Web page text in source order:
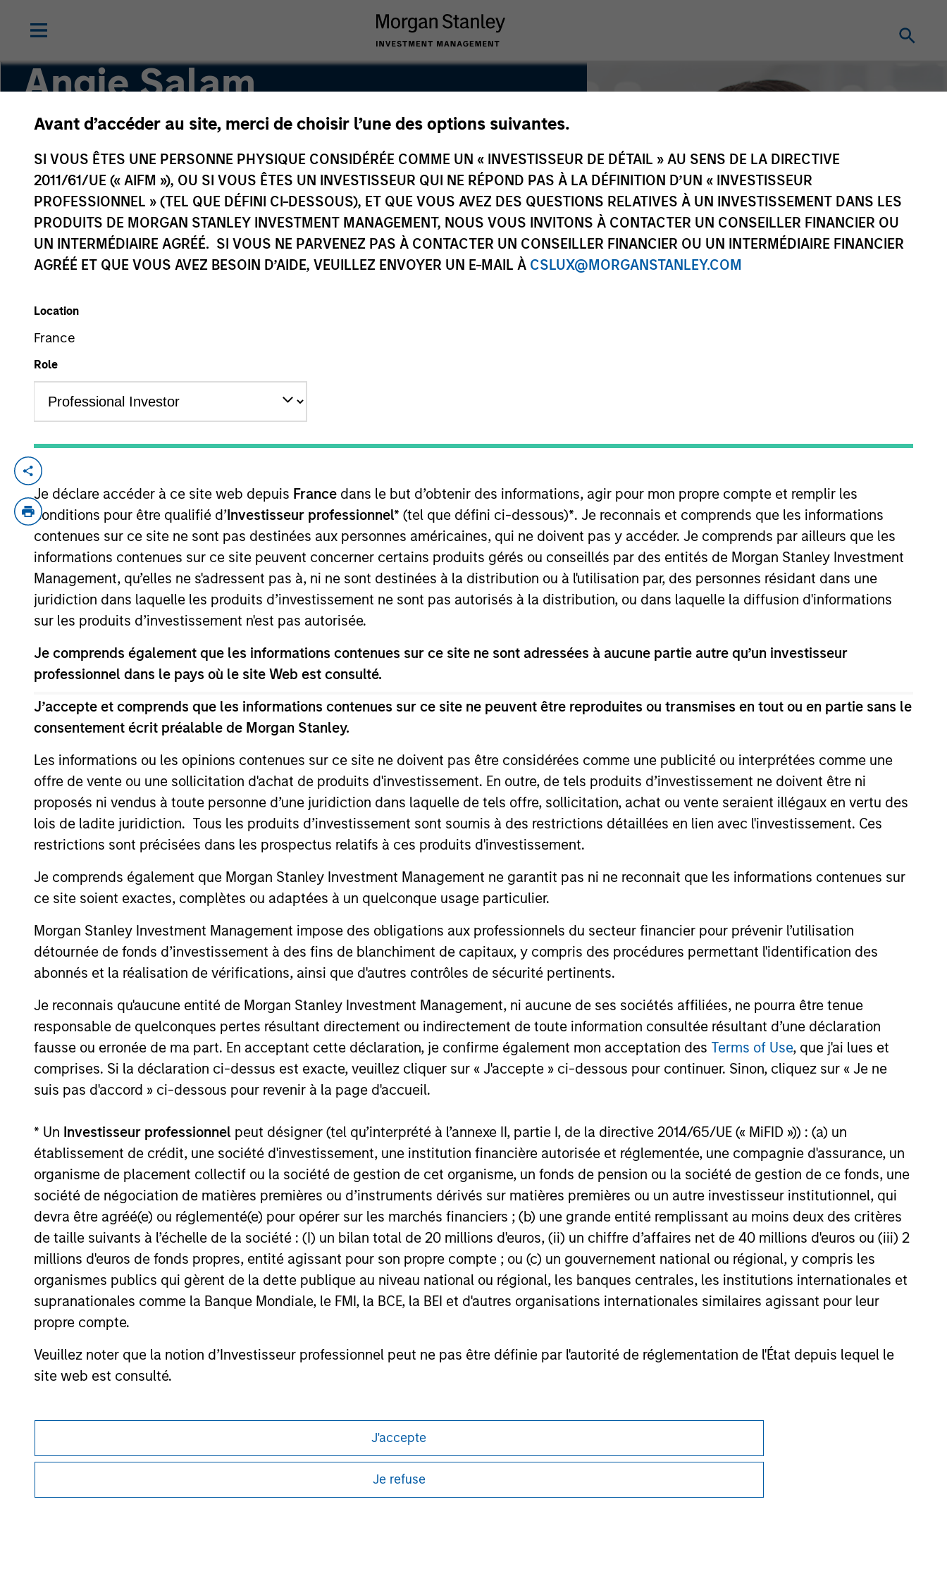
Avant d’accéder au site, merci de choisir l’une des options suivantes.
SI VOUS ÊTES UNE PERSONNE PHYSIQUE CONSIDÉRÉE COMME UN « INVESTISSEUR DE DÉTAIL » AU SENS DE LA DIRECTIVE
2011/61/UE (« AIFM »), OU SI VOUS ÊTES UN INVESTISSEUR QUI NE RÉPOND PAS À LA DÉFINITION D’UN « INVESTISSEUR
PROFESSIONNEL » (TEL QUE DÉFINI CI-DESSOUS), ET QUE VOUS AVEZ DES QUESTIONS RELATIVES À UN INVESTISSEMENT DANS LES
PRODUITS DE MORGAN STANLEY INVESTMENT MANAGEMENT, NOUS VOUS INVITONS À CONTACTER UN CONSEILLER FINANCIER OU
UN INTERMÉDIAIRE AGRÉÉ. SI VOUS NE PARVENEZ PAS À CONTACTER UN CONSEILLER FINANCIER OU UN INTERMÉDIAIRE FINANCIER
AGRÉÉ ET QUE VOUS AVEZ BESOIN D’AIDE, VEUILLEZ ENVOYER UN E-MAIL À CSLUX@MORGANSTANLEY.COM
Location
France
Role
Je déclare accéder à ce site web depuis France dans le but d’obtenir des informations, agir pour mon propre compte et remplir les
conditions pour être qualifié d’Investisseur professionnel* (tel que défini ci-dessous)*. Je reconnais et comprends que les informations
contenues sur ce site ne sont pas destinées aux personnes américaines, qui ne doivent pas y accéder. Je comprends par ailleurs que les
informations contenues sur ce site peuvent concerner certains produits gérés ou conseillés par des entités de Morgan Stanley Investment
Management, qu’elles ne s'adressent pas à, ni ne sont destinées à la distribution ou à l'utilisation par, des personnes résidant dans une
juridiction dans laquelle les produits d’investissement ne sont pas autorisés à la distribution, ou dans laquelle la diffusion d'informations
sur les produits d’investissement n'est pas autorisée.
Je comprends également que les informations contenues sur ce site ne sont adressées à aucune partie autre qu’un investisseur
professionnel dans le pays où le site Web est consulté.
J’accepte et comprends que les informations contenues sur ce site ne peuvent être reproduites ou transmises en tout ou en partie sans le
consentement écrit préalable de Morgan Stanley.
Les informations ou les opinions contenues sur ce site ne doivent pas être considérées comme une publicité ou interprétées comme une
offre de vente ou une sollicitation d'achat de produits d'investissement. En outre, de tels produits d’investissement ne doivent être ni
proposés ni vendus à toute personne d’une juridiction dans laquelle de tels offre, sollicitation, achat ou vente seraient illégaux en vertu des
lois de ladite juridiction. Tous les produits d’investissement sont soumis à des restrictions détaillées en lien avec l'investissement. Ces
restrictions sont précisées dans les prospectus relatifs à ces produits d'investissement.
Je comprends également que Morgan Stanley Investment Management ne garantit pas ni ne reconnait que les informations contenues sur
ce site soient exactes, complètes ou adaptées à un quelconque usage particulier.
Morgan Stanley Investment Management impose des obligations aux professionnels du secteur financier pour prévenir l’utilisation
détournée de fonds d’investissement à des fins de blanchiment de capitaux, y compris des procédures permettant l'identification des
abonnés et la réalisation de vérifications, ainsi que d'autres contrôles de sécurité pertinents.
Je reconnais qu'aucune entité de Morgan Stanley Investment Management, ni aucune de ses sociétés affiliées, ne pourra être tenue
responsable de quelconques pertes résultant directement ou indirectement de toute information consultée résultant d’une déclaration
fausse ou erronée de ma part. En acceptant cette déclaration, je confirme également mon acceptation des Terms of Use, que j'ai lues et
comprises. Si la déclaration ci-dessus est exacte, veuillez cliquer sur « J'accepte » ci-dessous pour continuer. Sinon, cliquez sur « Je ne
suis pas d'accord » ci-dessous pour revenir à la page d'accueil.
* Un Investisseur professionnel peut désigner (tel qu’interprété à l’annexe II, partie I, de la directive 2014/65/UE (« MiFID »)) : (a) un
établissement de crédit, une société d'investissement, une institution financière autorisée et réglementée, une compagnie d'assurance, un
organisme de placement collectif ou la société de gestion de cet organisme, un fonds de pension ou la société de gestion de ce fonds, une
société de négociation de matières premières ou d’instruments dérivés sur matières premières ou un autre investisseur institutionnel, qui
devra être agréé(e) ou réglementé(e) pour opérer sur les marchés financiers ; (b) une grande entité remplissant au moins deux des critères
de taille suivants à l’échelle de la société : (I) un bilan total de 20 millions d'euros, (ii) un chiffre d’affaires net de 40 millions d'euros ou (iii) 2
millions d'euros de fonds propres, entité agissant pour son propre compte ; ou (c) un gouvernement national ou régional, y compris les
organismes publics qui gèrent de la dette publique au niveau national ou régional, les banques centrales, les institutions internationales et
supranationales comme la Banque Mondiale, le FMI, la BCE, la BEI et d'autres organisations internationales similaires agissant pour leur
propre compte.
Veuillez noter que la notion d’Investisseur professionnel peut ne pas être définie par l'autorité de réglementation de l'État depuis lequel le
site web est consulté.
J'accepte
Je refuse
Angie Salam
Head of IG Credit Research
YEARS OF INDUSTRY EXPERIENCE
26 Years
She joined Morgan Stanley in 2019. She began her career in the investment industry in 2000. Prior to joining Morgan Stanley,
Angie worked as a credit analyst/trader at Weiss Multi-Strategy. Prior to that, she spent 15 years at Deutsche Bank as a credit
desk analyst. Before that, she also worked at The Vanguard Group in their Fixed Income department. Angie earned a B.S.B.A. in
finance from American University in Washington, D.C.
Broad Markets Fixed Income Team
US Investment Grade
Team Insights
VOLATILITY
How do Automotive Tariffs
Sector? History in the
Making
The Trump Administration has imposed a
25% additional tariff on automotive
imports effective April 3, claiming it will
fuel domestic manufacturing. But critics
fear it may put the brakes on automakers
31-MAR-2025
ARTICLE
The MSIM Quantitative
Factor-Based Approach to
Managing Interest Rates
Anton Heese and Matas Vala explore the
Quantitative Duration Strategy Model, one
of the proprietary tools the team uses to
enhance their investment process, as it
helps provide structure and rigour with
05-AUG-2026
ARTICLE
Broad Markets Fixed Income
World of Increasing
Dispersion
What should fixed income investors be
watching for the rest of 2026? The Broad
Markets Fixed Income team explores the
key issues.
30-JUL-2026
May not represent all Team Members.
The information on this page is for informational purposes only. The information contained herein does not constitute and should not be construed as an
offering of advisory services or an offer to sell or a solicitation of an offer to buy any securities in any jurisdiction in which such offer or solicitation,
purchase or sale would be unlawful under the securities, insurance or other laws of such jurisdiction.
All investing involves risks, including a loss of principal.
Please refer to the strategy detail page for important information on the strategy, including additional risk considerations.
Morgan Stanley Careers